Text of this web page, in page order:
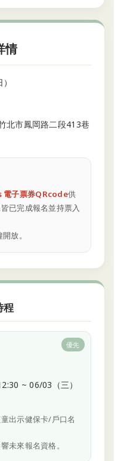
情
北市鳳岡路二段413巷
電子票券QRcode供
已完成報名並持票入
放。
程
優先
~ 06/03（三）
出示健保卡/戶口名
未來報名資格。